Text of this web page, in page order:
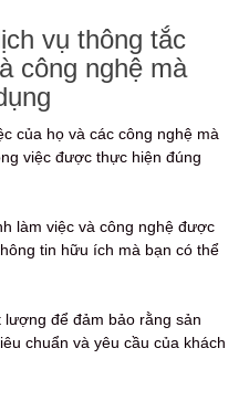
vụ thông tắc
công nghệ mà
của họ và các công nghệ mà
việc được thực hiện đúng
làm việc và công nghệ được
tin hữu ích mà bạn có thể
để đảm bảo rằng sản
chuẩn và yêu cầu của khách